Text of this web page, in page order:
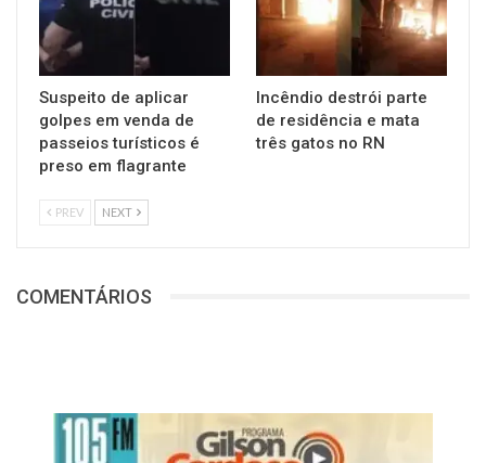
Suspeito de aplicar
golpes em venda de
passeios turísticos é
preso em flagrante
Incêndio destrói parte
de residência e mata
três gatos no RN
PREV NEXT
COMENTÁRIOS